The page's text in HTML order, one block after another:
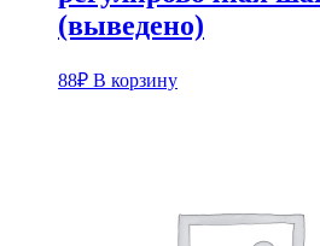
(выведено)
88₽ В корзину